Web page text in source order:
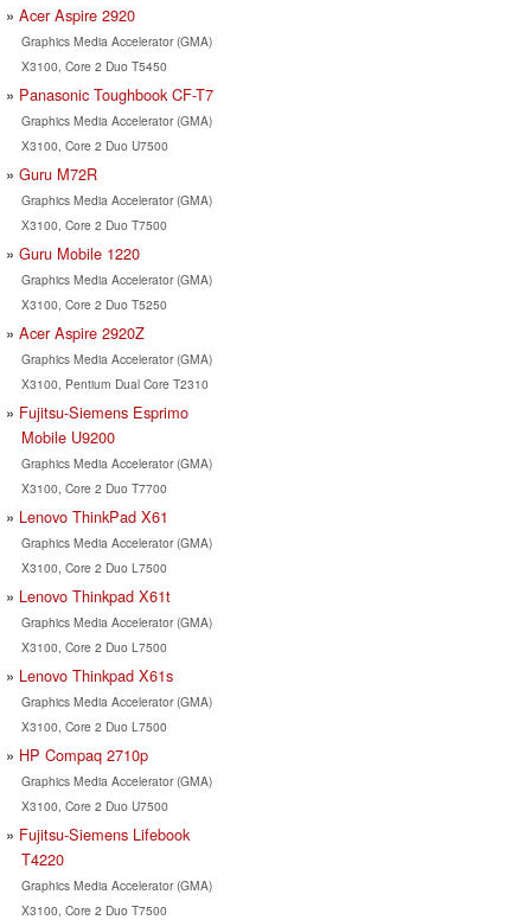
Acer Aspire 2920
Graphics Media Accelerator (GMA)
X3100, Core 2 Duo T5450
Panasonic Toughbook CF-T7
Graphics Media Accelerator (GMA)
X3100, Core 2 Duo U7500
Guru M72R
Graphics Media Accelerator (GMA)
X3100, Core 2 Duo T7500
Guru Mobile 1220
Graphics Media Accelerator (GMA)
X3100, Core 2 Duo T5250
Acer Aspire 2920Z
Graphics Media Accelerator (GMA)
X3100, Pentium Dual Core T2310
Fujitsu-Siemens Esprimo
Mobile U9200
Graphics Media Accelerator (GMA)
X3100, Core 2 Duo T7700
Lenovo ThinkPad X61
Graphics Media Accelerator (GMA)
X3100, Core 2 Duo L7500
Lenovo Thinkpad X61t
Graphics Media Accelerator (GMA)
X3100, Core 2 Duo L7500
Lenovo Thinkpad X61s
Graphics Media Accelerator (GMA)
X3100, Core 2 Duo L7500
HP Compaq 2710p
Graphics Media Accelerator (GMA)
X3100, Core 2 Duo U7500
Fujitsu-Siemens Lifebook
T4220
Graphics Media Accelerator (GMA)
X3100, Core 2 Duo T7500